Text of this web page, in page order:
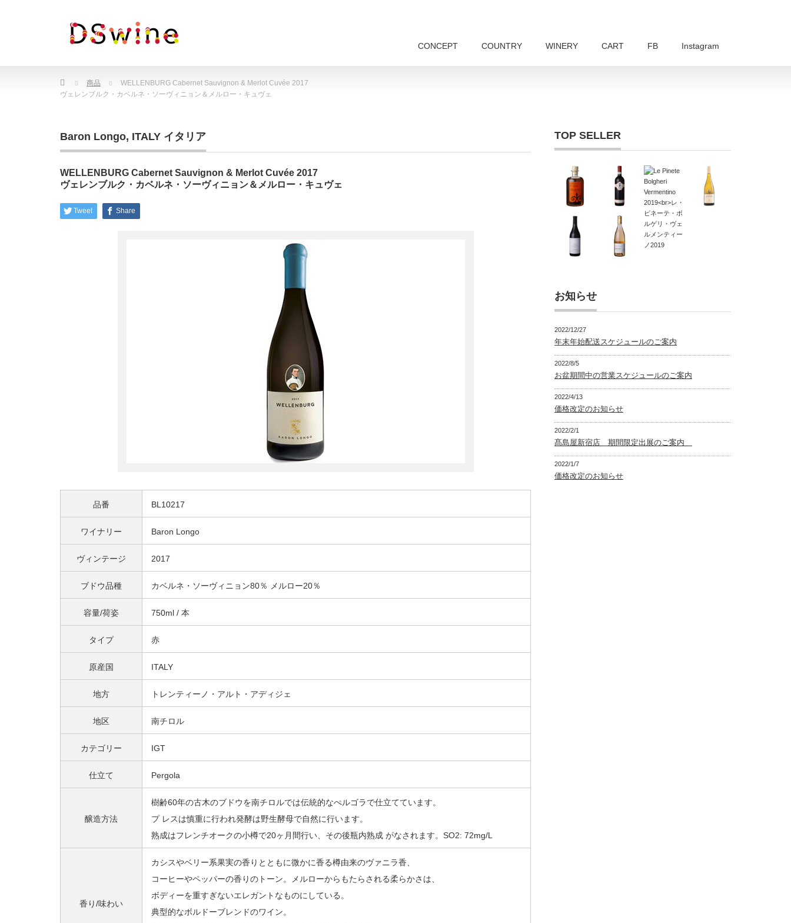
CONCEPT COUNTRY WINERY CART FB Instagram
Home 商品
WELLENBURG Cabernet Sauvignon & Merlot Cuvée 2017
ヴェレンブルク・カベルネ・ソーヴィニョン＆メルロー・キュヴェ
Baron Longo, ITALY イタリア
WELLENBURG Cabernet Sauvignon & Merlot Cuvée 2017
ヴェレンブルク・カベルネ・ソーヴィニョン＆メルロー・キュヴェ
Tweet Share
品番 BL10217
ワイナリー Baron Longo
ヴィンテージ 2017
ブドウ品種 カベルネ・ソーヴィニョン80％ メルロー20％
容量/荷姿 750ml / 本
タイプ 赤
原産国 ITALY
地方 トレンティーノ・アルト・アディジェ
地区 南チロル
カテゴリー IGT
仕立て Pergola
醸造方法
樹齢60年の古木のブドウを南チロルでは伝統的なぺルゴラで仕立てています。
プ レスは慎重に行われ発酵は野生酵母で自然に行います。
熟成はフレンチオークの小樽で20ヶ月間行い、その後瓶内熟成 がなされます。SO2: 72mg/L
香り/味わい
カシスやベリー系果実の香りとともに微かに香る樽由来のヴァニラ香、
コーヒーやペッパーの香りのトーン。メルローからもたらされる柔らかさは、
ボディーを重すぎないエレガントなものにしている。
典型的なボルドーブレンドのワイン。
TOP SELLER
お知らせ
2022/12/27
年末年始配送スケジュールのご案内
2022/8/5
お盆期間中の営業スケジュールのご案内
2022/4/13
価格改定のお知らせ
2022/2/1
髙島屋新宿店 期間限定出展のご案内
2022/1/7
価格改定のお知らせ